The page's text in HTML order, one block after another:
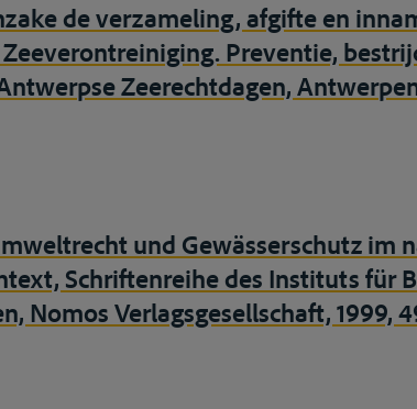
de verzameling, afgifte en
Preventie,
Zeerechtdagen,
und Gewässerschutz im
Schriftenreihe des Instituts für
Nomos Verlagsgesellschaft, 1999,